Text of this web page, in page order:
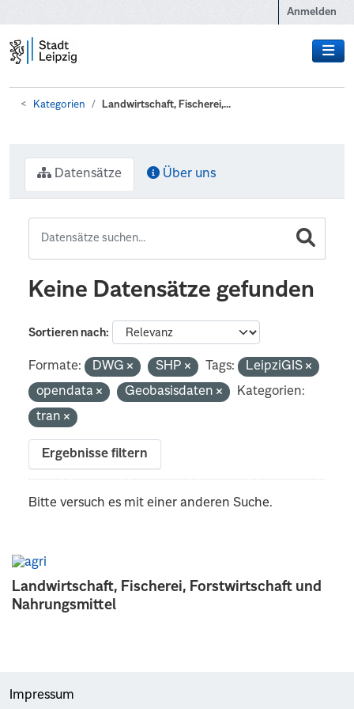
Anmelden
Kategorien Landwirtschaft, Fischerei,...
Landwirtschaft, Fischerei, Forstwirtschaft und
Nahrungsmittel
Datensätze Über uns
Keine Datensätze gefunden
Sortieren nach
Formate: DWG SHP Tags:
LeipziGIS
opendata
Geobasisdaten
Kategorien:
tran
Ergebnisse filtern
Bitte versuch es mit einer anderen Suche.
Impressum